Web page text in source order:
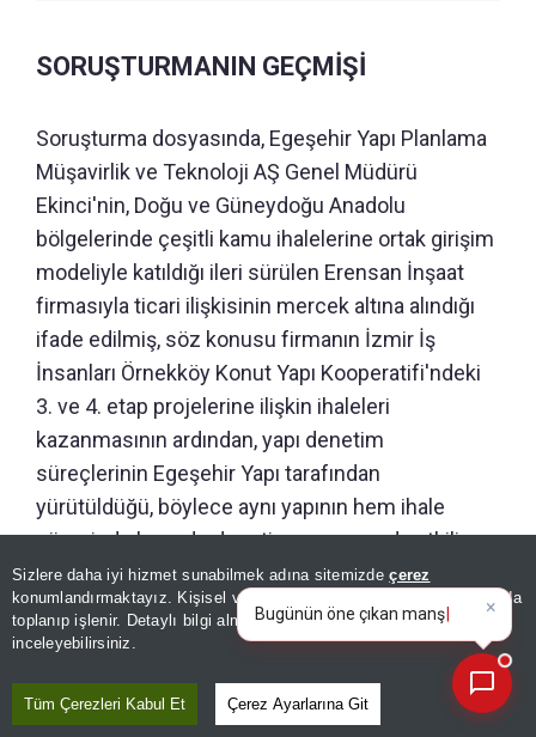
Sizlere daha iyi hizmet sunabilmek adına sitemizdeçerez
konumlandırmaktayız. Kişisel verileriniz, KVKK ve GDPR kapsamında
toplanıp işlenir. Detaylı bilgi almak içinAydınlatma Metnimizi
inceleyebilirsiniz.
Tüm Çerezleri Kabul Et Çerez Ayarlarına Git
SORUŞTURMANIN GEÇMİŞİ
Soruşturma dosyasında, Egeşehir Yapı Planlama
Müşavirlik ve Teknoloji AŞ Genel Müdürü
Ekinci'nin, Doğu ve Güneydoğu Anadolu
bölgelerinde çeşitli kamu ihalelerine ortak girişim
modeliyle katıldığı ileri sürülen Erensan İnşaat
firmasıyla ticari ilişkisinin mercek altına alındığı
ifade edilmiş, söz konusu firmanın İzmir İş
İnsanları Örnekköy Konut Yapı Kooperatifi'ndeki
3. ve 4. etap projelerine ilişkin ihaleleri
kazanmasının ardından, yapı denetim
süreçlerinin Egeşehir Yapı tarafından
yürütüldüğü, böylece aynı yapının hem ihale
sürecinde hem de denetim aşamasında etkili
olduğu iddia edilmiş, bu durumun da "çıkar ilişkisi"
ve "usulsüz denetim mekanizması" yönünden
adli incelemeye tabi tutulduğu belirtilmişti.
GÜNÜN ÖZETİ
×
Bugünün öne çıkan manşetleri
ve gelişmeleri neler?